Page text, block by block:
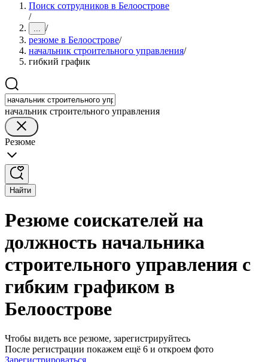
Поиск сотрудников в Белоострове
/
... /
резюме в Белоострове/
начальник строительного управления/
гибкий график
начальник строительного управления
Резюме
Найти
Резюме соискателей на
должность начальника
строительного управления с
гибким графиком в
Белоострове
Чтобы видеть все резюме, зарегистрируйтесь
После регистрации покажем ещё 6 и откроем фото
Зарегистрироваться